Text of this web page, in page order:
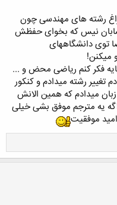
رشته های مهندسی چون
نیس که بخوای حفظش
توی دانشگاههای
میکنن!
فکر کنم ریاضی محض و ...
رشته میدادم و کنکور
میدادم که همین الانش
یه مترجم موفق بشی خیلی
موفقیت